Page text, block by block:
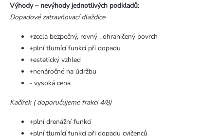
Výhody – nevýhody jednotlivých podkladů:
Dopadové zatravňovací dlaždice
+zcela bezpečný, rovný , ohraničený povrch
+plní tlumící funkci při dopadu
+estetický vzhled
+nenáročné na údržbu
- vysoká cena
Kačírek ( doporučujeme frakci 4/8)
+plní drenážní funkci
+plní tlumící funkci při dopadu cvičenců